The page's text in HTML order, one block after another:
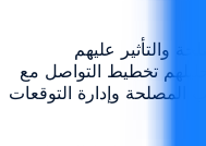
المصلحة والتأثير عليهم
تخطيط التواصل مع
المصلحة وإدارة التوقعات